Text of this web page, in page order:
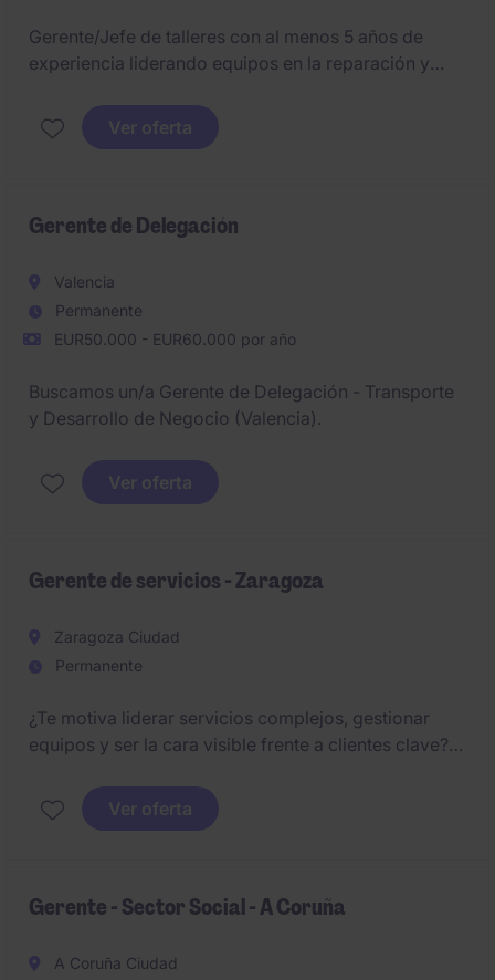
Gerente/Jefe de talleres con al menos 5 años de
experiencia liderando equipos en la reparación y
la red de talleres de una importante compañía
referente en su sector con base en Lugo.
Ver oferta
Gerente de Delegación
Valencia
Permanente
EUR50.000 - EUR60.000 por año
Buscamos un/a Gerente de Delegación - Transporte
y Desarrollo de Negocio (Valencia).
Ver oferta
Gerente de servicios - Zaragoza
Zaragoza Ciudad
Permanente
¿Te motiva liderar servicios complejos, gestionar
equipos y ser la cara visible frente a clientes clave?
Gerente para liderar su actividad en Aragón.
Ver oferta
Gerente - Sector Social - A Coruña
A Coruña Ciudad